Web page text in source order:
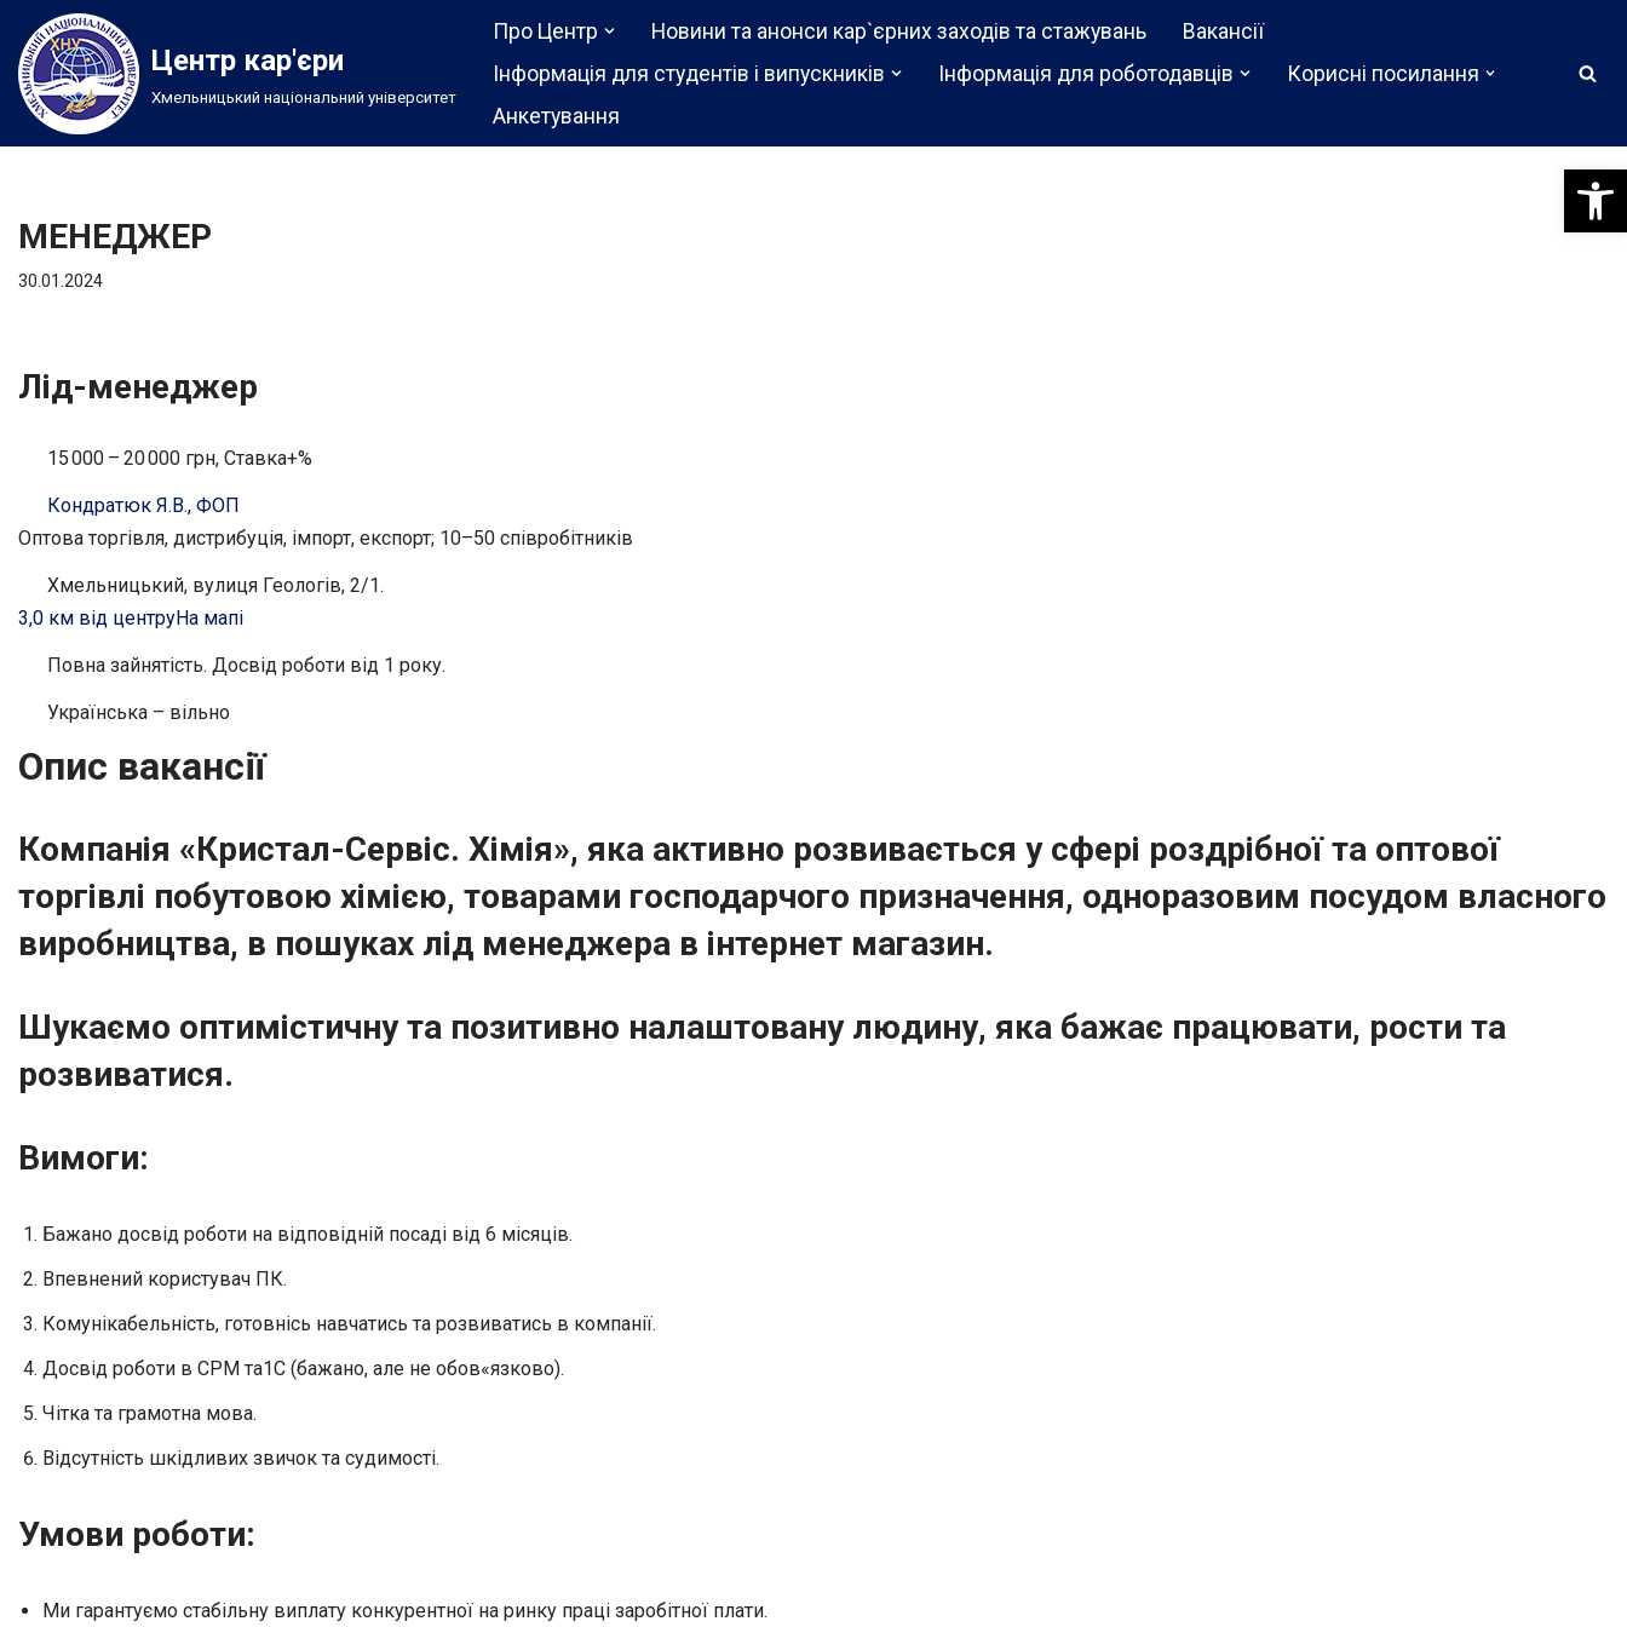
Перейти
до
вмісту
Центр кар'єри
Хмельницький національний університет
Про Центр Новини та анонси кар`єрних заходів та стажувань
Вакансії
Інформація для студентів і випускників
Інформація для роботодавців
Корисні посилання
Анкетування
МЕНЕДЖЕР
30.01.2024
Лід-менеджер
15 000 – 20 000 грн, Ставка+%
Кондратюк Я.В., ФОП
Оптова торгівля, дистрибуція, імпорт, експорт; 10–50 співробітників
Хмельницький, вулиця Геологів, 2/1.
3,0 км від центруНа мапі
Повна зайнятість. Досвід роботи від 1 року.
Українська – вільно
Опис вакансії
Компанія «Кристал-Сервіс. Хімія», яка активно розвивається у сфері роздрібної та оптової
торгівлі побутовою хімією, товарами господарчого призначення, одноразовим посудом власного
виробництва, в пошуках лід менеджера в інтернет магазин.
Шукаємо оптимістичну та позитивно налаштовану людину, яка бажає працювати, рости та
розвиватися.
Вимоги:
Бажано досвід роботи на відповідній посаді від 6 місяців.
Впевнений користувач ПК.
Комунікабельність, готовнісь навчатись та розвиватись в компанії.
Досвід роботи в СРМ та1С (бажано, але не обов«язково).
Чітка та грамотна мова.
Відсутність шкідливих звичок та судимості.
Умови роботи:
Ми гарантуємо стабільну виплату конкурентної на ринку праці заробітної плати.